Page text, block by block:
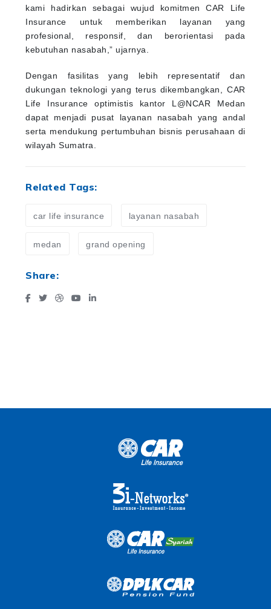
kami hadirkan sebagai wujud komitmen CAR Life
Insurance untuk memberikan layanan yang
profesional, responsif, dan berorientasi pada
kebutuhan nasabah,” ujarnya.
Dengan fasilitas yang lebih representatif dan
dukungan teknologi yang terus dikembangkan, CAR
Life Insurance optimistis kantor L@NCAR Medan
dapat menjadi pusat layanan nasabah yang andal
serta mendukung pertumbuhan bisnis perusahaan di
wilayah Sumatra.
Related Tags:
car life insurance layanan nasabah
medan grand opening
Share: